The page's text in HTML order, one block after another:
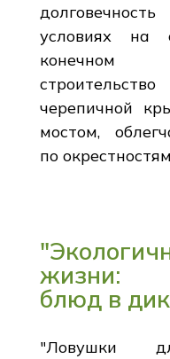
условиях на
конечном
черепичной
мостом,
по
жизни:
блюд в
"Ловушки